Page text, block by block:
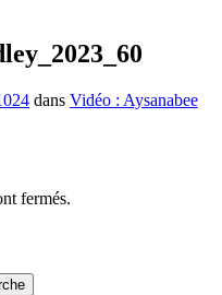
dans Vidéo : Aysanabee
fermés.